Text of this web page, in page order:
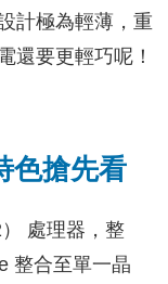
計極為輕薄，重
還要更輕巧呢！
色搶先看
處理器，整
整合至單一晶